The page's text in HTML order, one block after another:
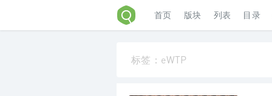
首页 版块 列表 目录
标签：eWTP